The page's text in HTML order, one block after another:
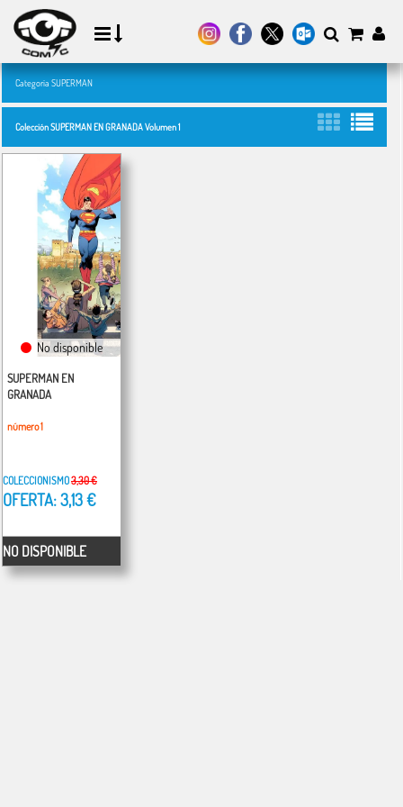
Categoría SUPERMAN
Colección SUPERMAN EN GRANADA Volumen 1
No disponible
SUPERMAN EN
GRANADA
número 1
COLECCIONISMO3,30 €
OFERTA: 3,13 €
NO DISPONIBLE